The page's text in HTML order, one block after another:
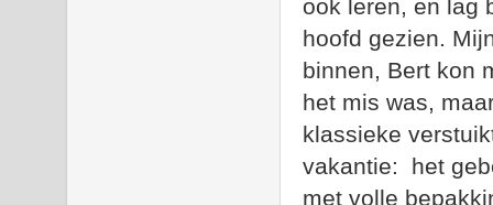
ook leren, en lag
hoofd gezien.
binnen, Bert kon
het mis was,
klassieke
vakantie:
het
met volle